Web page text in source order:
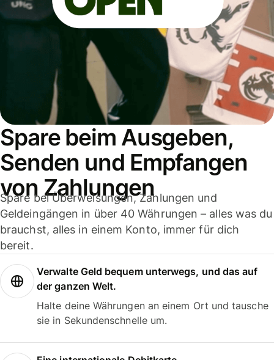
Spare beim Ausgeben,
Senden und Empfangen
von Zahlungen
Spare bei Überweisungen, Zahlungen und
Geldeingängen in über 40 Währungen – alles was du
brauchst, alles in einem Konto, immer für dich
bereit.
Verwalte Geld bequem unterwegs, und das auf
der ganzen Welt.
Halte deine Währungen an einem Ort und tausche
sie in Sekundenschnelle um.